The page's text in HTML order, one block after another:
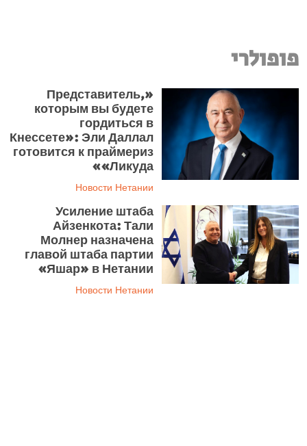
פופולרי
«Представитель,
которым вы будете
гордиться в
Кнессете»: Эли Даллал
готовится к праймериз
«Ликуда»
Новости Нетании
Усиление штаба
Айзенкота: Тали
Молнер назначена
главой штаба партии
«Яшар» в Нетании
Новости Нетании